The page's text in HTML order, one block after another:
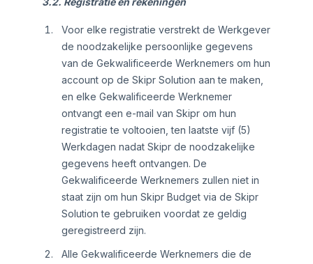
Voor elke registratie verstrekt de Werkgever
de noodzakelijke persoonlijke gegevens
van de Gekwalificeerde Werknemers om hun
account op de Skipr Solution aan te maken,
en elke Gekwalificeerde Werknemer
ontvangt een e-mail van Skipr om hun
registratie te voltooien, ten laatste vijf (5)
Werkdagen nadat Skipr de noodzakelijke
gegevens heeft ontvangen. De
Gekwalificeerde Werknemers zullen niet in
staat zijn om hun Skipr Budget via de Skipr
Solution te gebruiken voordat ze geldig
geregistreerd zijn.
Alle Gekwalificeerde Werknemers die de